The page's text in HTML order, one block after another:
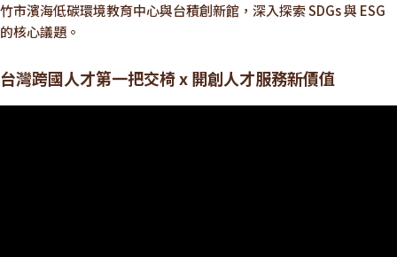
竹市濱海低碳環境教育中心與台積創新館，深入探索 SDGs 與 ESG
的核心議題。
台灣跨國人才第一把交椅 x 開創人才服務新價值